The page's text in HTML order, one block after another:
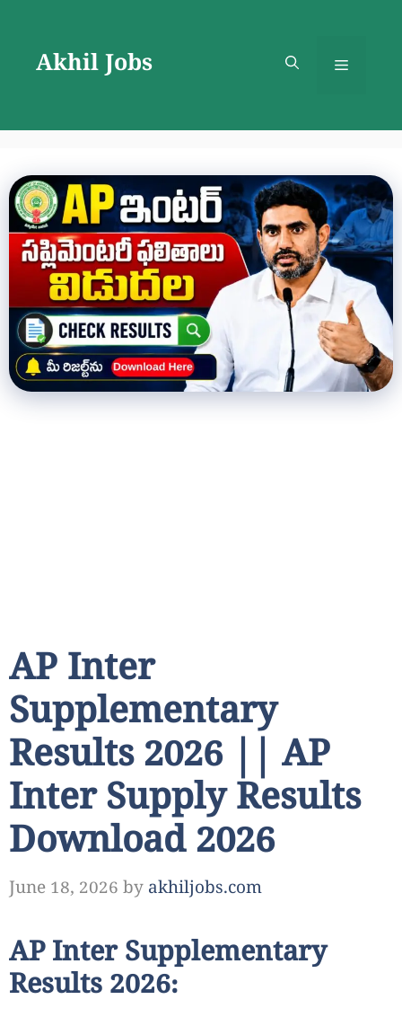
contentAkhil Jobs Menu
AP Inter
Supplementary
Results 2026 || AP
Inter Supply Results
Download 2026
June 18, 2026 by akhiljobs.com
AP Inter Supplementary
Results 2026: